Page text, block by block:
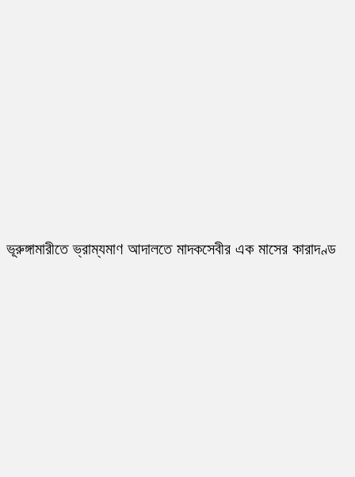
ভূরুঙ্গামারীতে ভ্রাম্যমাণ আদালতে মাদকসেবীর এক মাসের কারাদণ্ড